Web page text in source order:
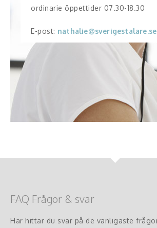
ordinarie öppettider 07.30-18.30
E-post: nathalie@sverigestalare.se
FAQ Frågor & svar
Här hittar du svar på de vanligaste